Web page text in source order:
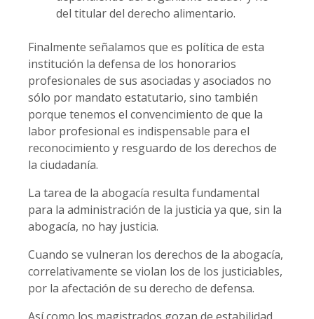
del titular del derecho alimentario.
Finalmente señalamos que es política de esta
institución la defensa de los honorarios
profesionales de sus asociadas y asociados no
sólo por mandato estatutario, sino también
porque tenemos el convencimiento de que la
labor profesional es indispensable para el
reconocimiento y resguardo de los derechos de
la ciudadanía.
La tarea de la abogacía resulta fundamental
para la administración de la justicia ya que, sin la
abogacía, no hay justicia.
Cuando se vulneran los derechos de la abogacía,
correlativamente se violan los de los justiciables,
por la afectación de su derecho de defensa.